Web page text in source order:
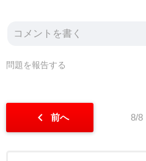
問題を報告する
chevron_left 前へ 8/8